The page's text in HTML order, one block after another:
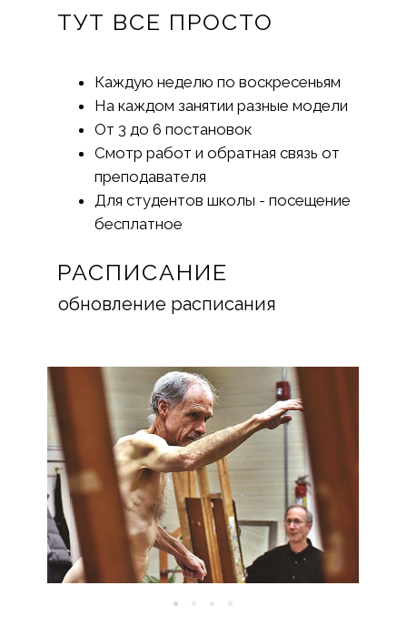
Каждую неделю по воскресеньям
На каждом занятии разные модели
От 3 до 6 постановок
Смотр работ и обратная связь от
преподавателя
Для студентов школы - посещение
бесплатное
ТУТ ВСЕ ПРОСТО
РАСПИСАНИЕ
обновление расписания